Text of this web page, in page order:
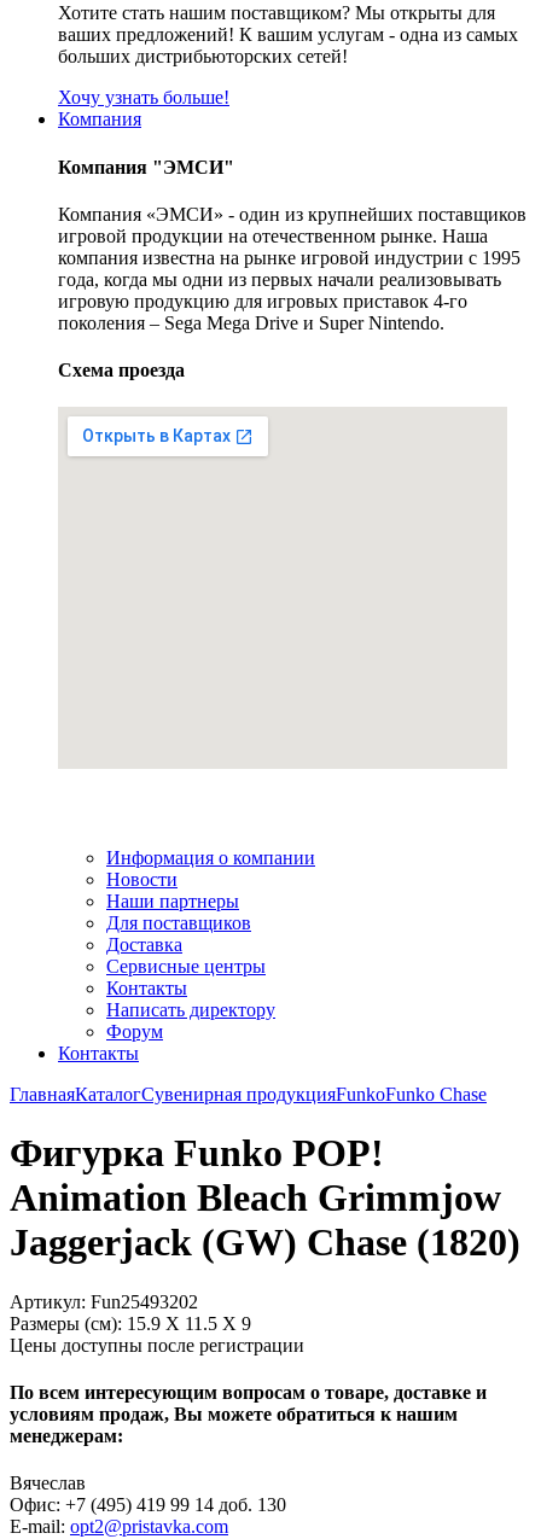
Хотите стать нашим поставщиком? Мы открыты для
ваших предложений! К вашим услугам - одна из самых
больших дистрибьюторских сетей!
Хочу узнать больше!
Компания
Компания "ЭМСИ"
Компания «ЭМСИ» - один из крупнейших поставщиков
игровой продукции на отечественном рынке. Наша
компания известна на рынке игровой индустрии с 1995
года, когда мы одни из первых начали реализовывать
игровую продукцию для игровых приставок 4-го
поколения – Sega Mega Drive и Super Nintendo.
Схема проезда
Информация о компании
Новости
Наши партнеры
Для поставщиков
Доставка
Сервисные центры
Контакты
Написать директору
Форум
Контакты
ГлавнаяКаталогСувенирная продукцияFunkoFunko Chase
Фигурка Funko POP!
Animation Bleach Grimmjow
Jaggerjack (GW) Chase (1820)
Артикул: Fun25493202
Размеры (см): 15.9 X 11.5 X 9
Цены доступны после регистрации
По всем интересующим вопросам о товаре, доставке и
условиям продаж, Вы можете обратиться к нашим
менеджерам:
Вячеслав
Офис: +7 (495) 419 99 14 доб. 130
E-mail: opt2@pristavka.com